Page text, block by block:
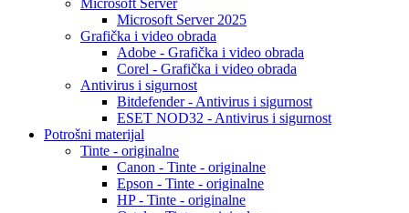
Microsoft Server
Microsoft Server 2025
Grafička i video obrada
Adobe - Grafička i video obrada
Corel - Grafička i video obrada
Antivirus i sigurnost
Bitdefender - Antivirus i sigurnost
ESET NOD32 - Antivirus i sigurnost
Potrošni materijal
Tinte - originalne
Canon - Tinte - originalne
Epson - Tinte - originalne
HP - Tinte - originalne